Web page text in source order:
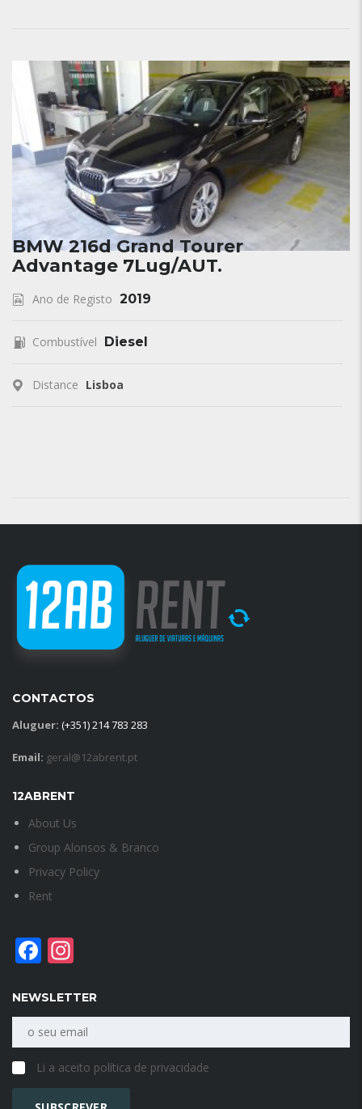
BMW 216d Grand Tourer
Advantage 7Lug/AUT.
Ano de Registo 2019
Combustível Diesel
Distance Lisboa
CONTACTOS
Aluguer: (+351) 214 783 283
Email: geral@12abrent.pt
12ABRENT
About Us
Group Alonsos & Branco
Privacy Policy
Rent
Facebook
NEWSLETTER
Li a aceito política de privacidade